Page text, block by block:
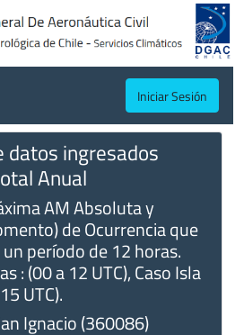
Iniciar Sesión
datos ingresados
Anual
AM Absoluta y
de Ocurrencia que
período de 12 horas.
: (00 a 12 UTC), Caso Isla
UTC).
Ignacio (360086)